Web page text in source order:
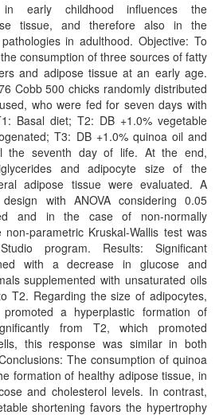
in early childhood influences the
tissue, and therefore also in the
in adulthood. Objective: To
consumption of three sources of fatty
and adipose tissue at an early age.
Cobb 500 chicks randomly distributed
who were fed for seven days with
Basal diet; T2: DB +1.0% vegetable
T3: DB +1.0% quinoa oil and
the seventh day of life. At the end,
and adipocyte size of the
adipose tissue were evaluated. A
with ANOVA considering 0.05
and in the case of non-normally
parametric Kruskal-Wallis test was
program. Results: Significant
with a decrease in glucose and
supplemented with unsaturated oils
T2. Regarding the size of adipocytes,
a hyperplastic formation of
from T2, which promoted
this response was similar in both
The consumption of quinoa
formation of healthy adipose tissue, in
and cholesterol levels. In contrast,
shortening favors the hypertrophy